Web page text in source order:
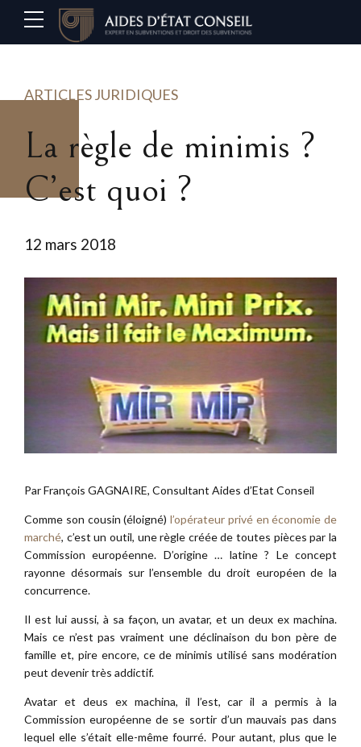
ARTICLES JURIDIQUES
La règle de minimis ?
C’est quoi ?
12 mars 2018
Par François GAGNAIRE, Consultant Aides d’Etat Conseil
Comme son cousin (éloigné) l’opérateur privé en économie de
marché, c’est un outil, une règle créée de toutes pièces par la
Commission européenne. D’origine … latine ? Le concept
rayonne désormais sur l’ensemble du droit européen de la
concurrence.
Il est lui aussi, à sa façon, un avatar, et un deux ex machina.
Mais ce n’est pas vraiment une déclinaison du bon père de
famille et, pire encore, ce de minimis utilisé sans modération
peut devenir très addictif.
Avatar et deus ex machina, il l’est, car il a permis à la
Commission européenne de se sortir d’un mauvais pas dans
lequel elle s’était elle-même fourré. Pour autant, plus que le